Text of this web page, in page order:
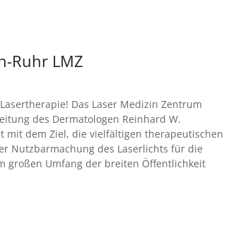
Ruhr LMZ
Das Laser Medizin Zentrum
des Dermatologen Reinhard W.
mit dem Ziel, die vielfältigen therapeutischen
Nutzbarmachung des Laserlichts für die
großen Umfang der breiten Öffentlichkeit